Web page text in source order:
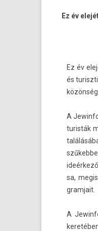
Ez év
Ez év
és
A
turis­ták
sa,
gram­jait.
A